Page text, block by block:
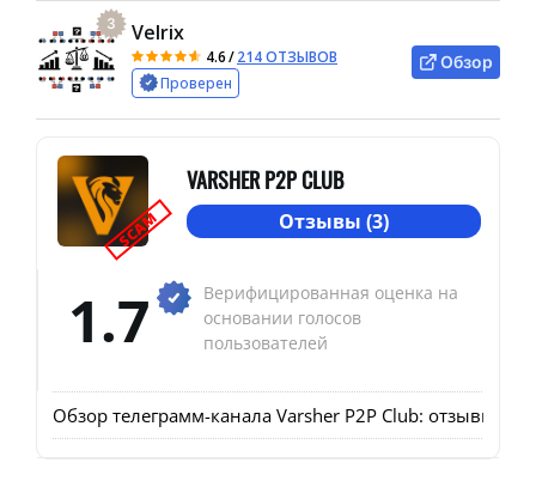
3 Velrix
4.6/214 ОТЗЫВОВ
Проверен
Обзор
SCAM
VARSHER P2P CLUB
Отзывы (3)
1.7
Верифицированная оценка на
основании голосов
пользователей
Обзор телеграмм-канала Varsher P2P Club: отзывы о